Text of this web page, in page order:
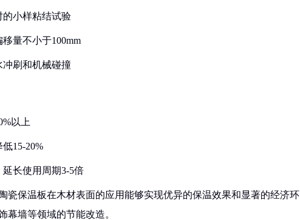
的小样粘结试验
量不小于100mm
冲刷和机械碰撞
以上
15-20%
长使用周期3-5倍
瓷保温板在木材表面的应用能够实现优异的保温效果和显著的经济环
幕墙等领域的节能改造。